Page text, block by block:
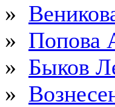
»
» Попова
» Быков
»